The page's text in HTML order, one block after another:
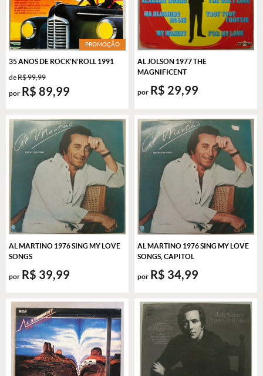
PROMOÇÃO
35 ANOS DE ROCK'N'ROLL 1991
deR$ 99,99
por R$ 89,99
AL JOLSON 1977 THE
MAGNIFICENT
por R$ 29,99
AL MARTINO 1976 SING MY LOVE
SONGS
por R$ 39,99
AL MARTINO 1976 SING MY LOVE
SONGS, CAPITOL
por R$ 34,99